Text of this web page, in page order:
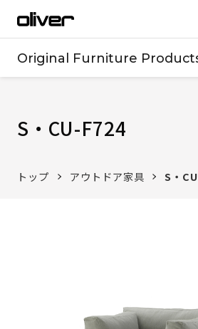
Original Furniture
S・CU-F724
トップ アウトドア家具 S・